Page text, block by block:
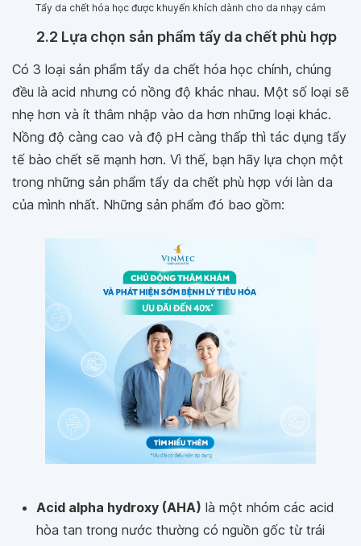
Tẩy da chết hóa học được khuyến khích dành cho da nhạy cảm
2.2 Lựa chọn sản phẩm tẩy da chết phù hợp
Có 3 loại sản phẩm tẩy da chết hóa học chính, chúng
đều là acid nhưng có nồng độ khác nhau. Một số loại sẽ
nhẹ hơn và ít thâm nhập vào da hơn những loại khác.
Nồng độ càng cao và độ pH càng thấp thì tác dụng tẩy
tế bào chết sẽ mạnh hơn. Vì thế, bạn hãy lựa chọn một
trong những sản phẩm tẩy da chết phù hợp với làn da
của mình nhất. Những sản phẩm đó bao gồm:
Acid alpha hydroxy (AHA) là một nhóm các acid
hòa tan trong nước thường có nguồn gốc từ trái